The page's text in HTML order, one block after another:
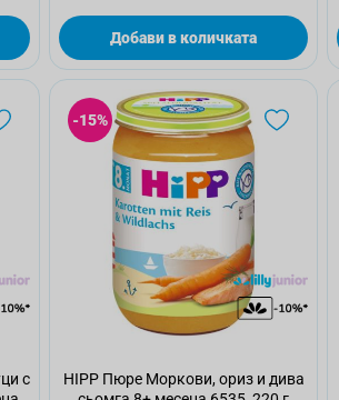
Добави в количката
с
-15%
HIPP Пюре Моркови, ориз и дива